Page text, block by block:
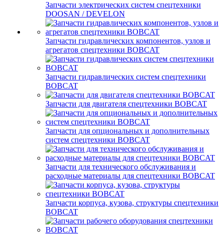
Запчасти электрических систем спецтехники
DOOSAN / DEVELON
Запчасти гидравлических компонентов, узлов и
агрегатов спецтехники BOBCAT
Запчасти гидравлических систем спецтехники
BOBCAT
Запчасти для двигателя спецтехники BOBCAT
Запчасти для опциональных и дополнительных
систем спецтехники BOBCAT
Запчасти для технического обслуживания и
расходные материалы для спецтехники BOBCAT
Запчасти корпуса, кузова, структуры спецтехники
BOBCAT